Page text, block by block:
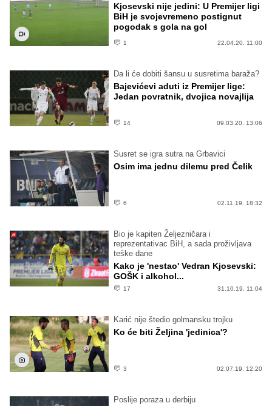
Kjosevski nije jedini: U Premijer ligi
BiH je svojevremeno postignut
pogodak s gola na gol
1 22.04.20. 11:00
Da li će dobiti šansu u susretima baraža?
Bajevićevi aduti iz Premijer lige:
Jedan povratnik, dvojica novajlija
14 09.03.20. 13:06
Susret se igra sutra na Grbavici
Osim ima jednu dilemu pred Čelik
6 02.11.19. 18:32
Bio je kapiten Željezničara i
reprezentativac BiH, a sada proživljava
teške dane
Kako je 'nestao' Vedran Kjosevski:
GOŠK i alkohol...
17 31.10.19. 11:04
Karić nije štedio golmansku trojku
Ko će biti Željina 'jedinica'?
3 02.07.19. 12:20
Poslije poraza u derbiju